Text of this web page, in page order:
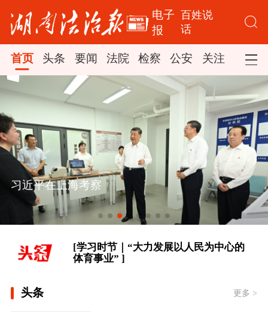
电子
报
百姓说
话
首页 头条 要闻 法院 检察 公安 关注 司法
平在上海考察 人
[学习时节｜“大力发展以人民为中心的
体育事业” ]
大道行天下丨以心相交，成其久远——
中国元首外交的世界情怀与大国气派
[学习·知行丨总书记点赞的非遗苗绣焕
发新生机 ]
[学习时节｜“大力发展以人民为中心的
体育事业” ]
中国元首外交的世界情怀与大国气派
头条 更多 >